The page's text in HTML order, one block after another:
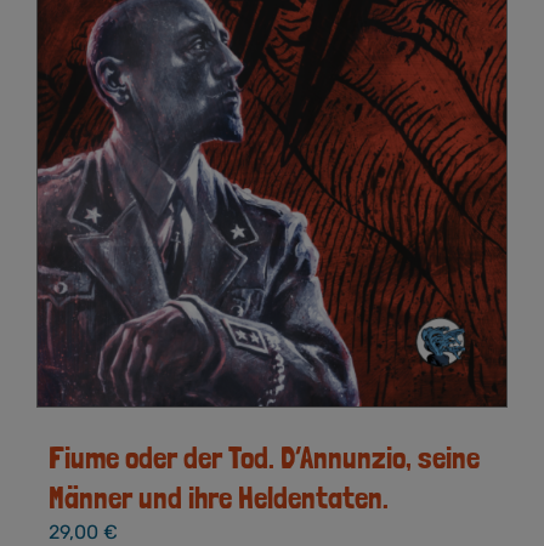
Fiume oder der Tod. D’Annunzio, seine
Männer und ihre Heldentaten.
29,00 €